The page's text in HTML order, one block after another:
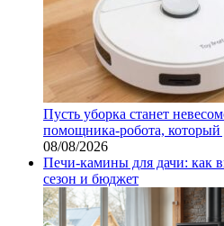
Пусть уборка станет
помощника‑робота, который
08/08/2026
Печи-камины для дачи: как
сезон и бюджет